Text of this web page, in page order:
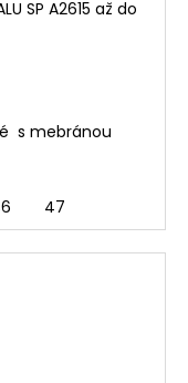
SP A2615 až do
s mebránou
47